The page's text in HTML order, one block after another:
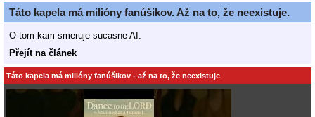
Táto kapela má milióny fanúšikov. Až na to, že neexistuje.
O tom kam smeruje sucasne AI.
Přejít na článek
Táto kapela má milióny fanúšikov - až na to, že neexistuje